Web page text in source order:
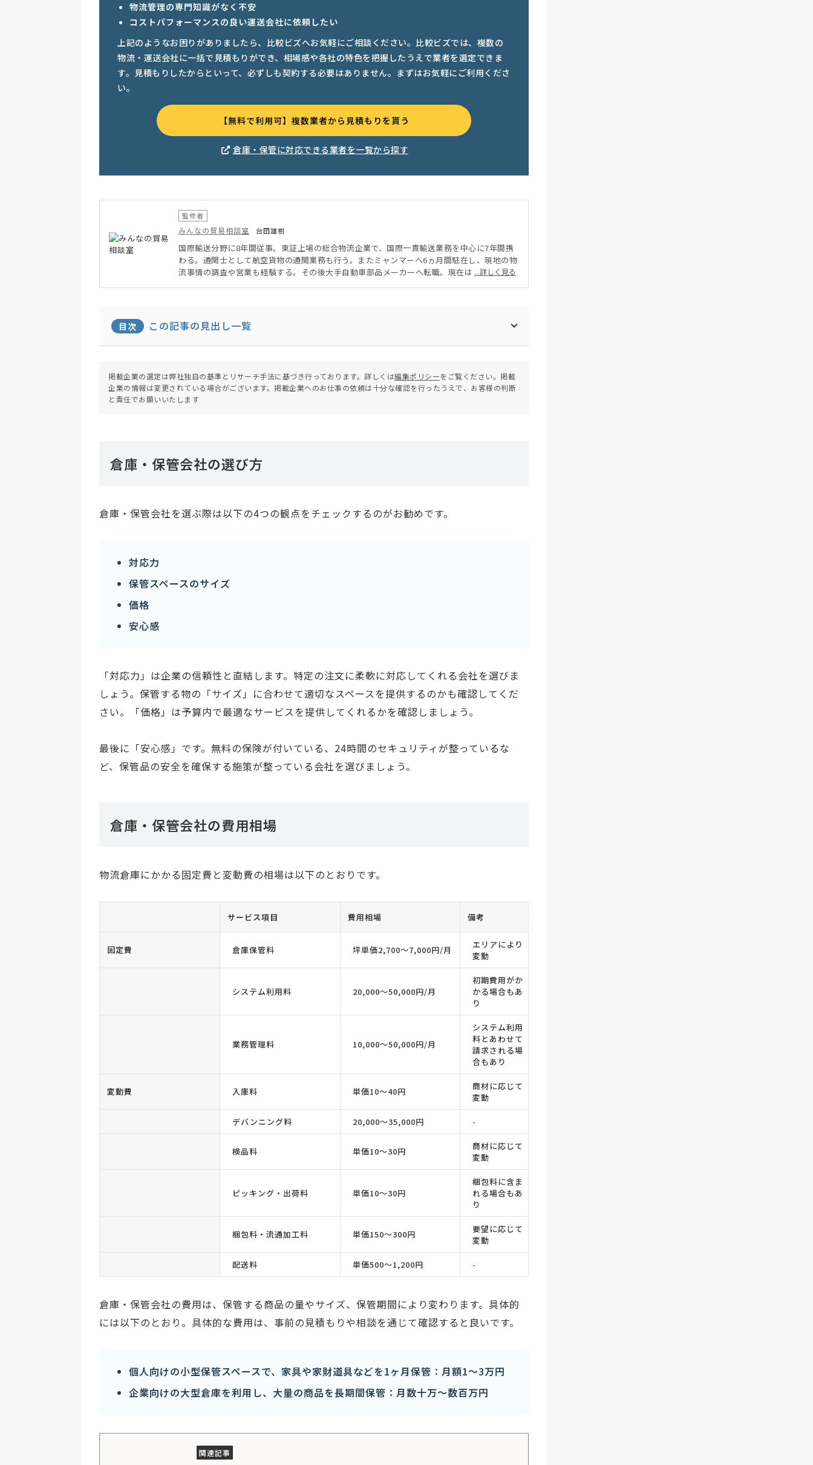
物流管理の専門知識がなく不安
コストパフォーマンスの良い運送会社に依頼したい
上記のようなお困りがありましたら、比較ビズへお気軽にご相談ください。比較ビズでは、複数の
物流・運送会社に一括で見積もりができ、相場感や各社の特色を把握したうえで業者を選定できま
す。見積もりしたからといって、必ずしも契約する必要はありません。まずはお気軽にご利用くださ
い。
【無料で利用可】複数業者から見積もりを貰う
倉庫・保管に対応できる業者を一覧から探す
監修者
みんなの貿易相談室 台田雄樹
国際輸送分野に8年間従事。東証上場の総合物流企業で、国際一貫輸送業務を中心に7年間携
わる。通関士として航空貨物の通関業務も行う。またミャンマーへ6ヵ月間駐在し、現地の物
流事情の調査や営業も経験する。その後大手自動車部品メーカーへ転職。現在は国内、海外
...詳しく見る
目次 この記事の見出し一覧
掲載企業の選定は弊社独自の基準とリサーチ手法に基づき行っております。詳しくは編集ポリシーをご覧ください。掲載
企業の情報は変更されている場合がございます。掲載企業へのお仕事の依頼は十分な確認を行ったうえで、お客様の判断
と責任でお願いいたします
倉庫・保管会社の選び方
倉庫・保管会社を選ぶ際は以下の4つの観点をチェックするのがお勧めです。
対応力
保管スペースのサイズ
価格
安心感
「対応力」は企業の信頼性と直結します。特定の注文に柔軟に対応してくれる会社を選びま
しょう。保管する物の「サイズ」に合わせて適切なスペースを提供するのかも確認してくだ
さい。「価格」は予算内で最適なサービスを提供してくれるかを確認しましょう。
最後に「安心感」です。無料の保険が付いている、24時間のセキュリティが整っているな
ど、保管品の安全を確保する施策が整っている会社を選びましょう。
倉庫・保管会社の費用相場
物流倉庫にかかる固定費と変動費の相場は以下のとおりです。
サービス項目 費用相場 備考
固定費 倉庫保管料 坪単価2,700〜7,000円/月
エリアにより
変動
システム利用料 20,000〜50,000円/月
初期費用がか
かる場合もあ
り
業務管理料 10,000〜50,000円/月
システム利用
料とあわせて
請求される場
合もあり
変動費 入庫料 単価10〜40円
商材に応じて
変動
デバンニング料 20,000〜35,000円 -
検品料 単価10〜30円
商材に応じて
変動
ピッキング・出荷料 単価10〜30円
梱包料に含ま
れる場合もあ
り
梱包料・流通加工料 単価150〜300円
要望に応じて
変動
配送料 単価500〜1,200円 -
倉庫・保管会社の費用は、保管する商品の量やサイズ、保管期間により変わります。具体的
には以下のとおり。具体的な費用は、事前の見積もりや相談を通じて確認すると良いです。
個人向けの小型保管スペースで、家具や家財道具などを1ヶ月保管：月額1〜3万円
企業向けの大型倉庫を利用し、大量の商品を長期間保管：月数十万〜数百万円